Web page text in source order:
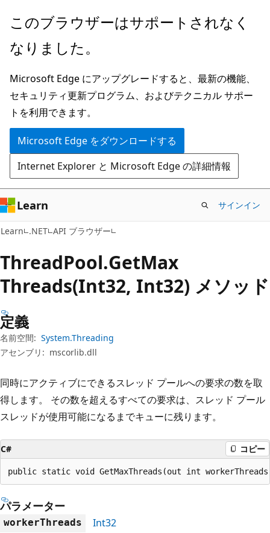
メ
ン
ン
テ
ン
ツ
に
ス
キ
ッ
プ
ペ
ジ
ナ
ビ
ゲ
ー
シ
ョ
ン
に
ス
キ
ッ
プ
このブラウザーはサポートされなく
なりました。
Microsoft Edge にアップグレードすると、最新の機能、
セキュリティ更新プログラム、およびテクニカル サポー
トを利用できます。
Microsoft Edge をダウンロードする
Internet Explorer と Microsoft Edge の詳細情報
Learn サインイン
Learn .NET API ブラウザー
ThreadPool.GetMax
Threads(Int32, Int32) メソッド
定義
名前空間: System.Threading
アセンブリ: mscorlib.dll
同時にアクティブにできるスレッド プールへの要求の数を取
得します。 その数を超えるすべての要求は、スレッド プール
スレッドが使用可能になるまでキューに残ります。
C# コピー
public static void GetMaxThreads(out int
パラメーター
workerThreads
Int32